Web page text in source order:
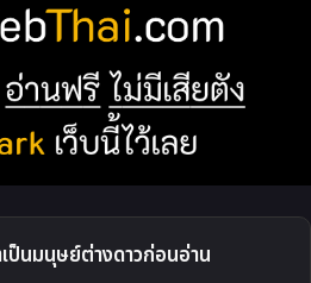
ป็นมนุษย์ต่างดาวก่อนอ่าน